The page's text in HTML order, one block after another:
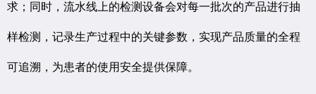
求；同时，流水线上的检测设备会对每一批次的产品进行抽
样检测，记录生产过程中的关键参数，实现产品质量的全程
可追溯，为患者的使用安全提供保障。